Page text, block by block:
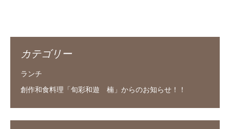
カテゴリー
ランチ
創作和食料理「旬彩和遊 楠」からのお知らせ！！